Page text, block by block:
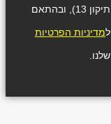
תיקון 13), ובהתאם
למדיניות הפרטיות
שלנו.